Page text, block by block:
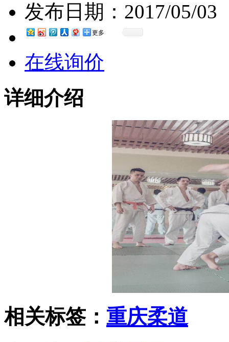
发布日期： 2017/05/03
更多
在线询价
详细介绍
相关标签： 重庆柔道